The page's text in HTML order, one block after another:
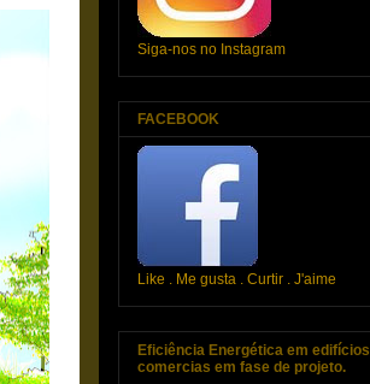
Siga-nos no Instagram
FACEBOOK
Like . Me gusta . Curtir . J'aime
Eficiência Energética em edifícios
comercias em fase de projeto.